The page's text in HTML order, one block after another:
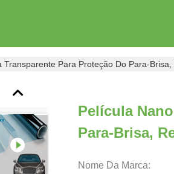
Transparente Para Proteção Do Para-
Película
Para-Brisa,
Nome Da Marca: